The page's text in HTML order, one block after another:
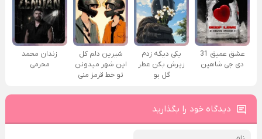
عشق عمیق 31
دی جی شاهین
یکی دیگه زدم
زیرش بکن عطر
گل بو
شیرین دلم کل
این شهر میدونن
تو خط قرمز منی
زندان محمد
محرمی
دیدگاه خود را بگذارید